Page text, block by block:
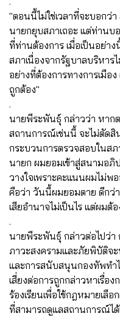
"ตอนนี้ไม่ใช่เวลาที่จะบอกว่า
นายกยุบสภาเถอะ แต่ท่านบ
ที่ท่านต้องการ เมื่อเป็นอย่า
สภาเนื่องจากรัฐบาลบริหาร
อย่างที่ต้องการทางการเมือ
ถูกต้อง"
.
นายพีระพันธุ์ กล่าวว่า หาก
สถานการณ์เช่นนี้ จะไม่ตัดสิ
กระบวนการตรวจสอบในส
นายก ผมยอมเข้าสู่สนามอภิ
วางใจเพราะคะแนนผมไม่พ
คือว่า วันนี้ผมยอมตาย ดีกว่
เสียอำนาจไม่เป็นไร แต่ผมต้
.
นายพีระพันธุ์ กล่าวต่อไปว่า
ภาวะสงครามและภัยพิบัติจ
และการสนับสนุนกองทัพทำ
เสี่ยงต่อการถูกกล่าวหาเรื่อ
ร้องเรียนเพื่อใช้กฎหมายเลื
ที่สามารถดูแลสถานการณ์ได้